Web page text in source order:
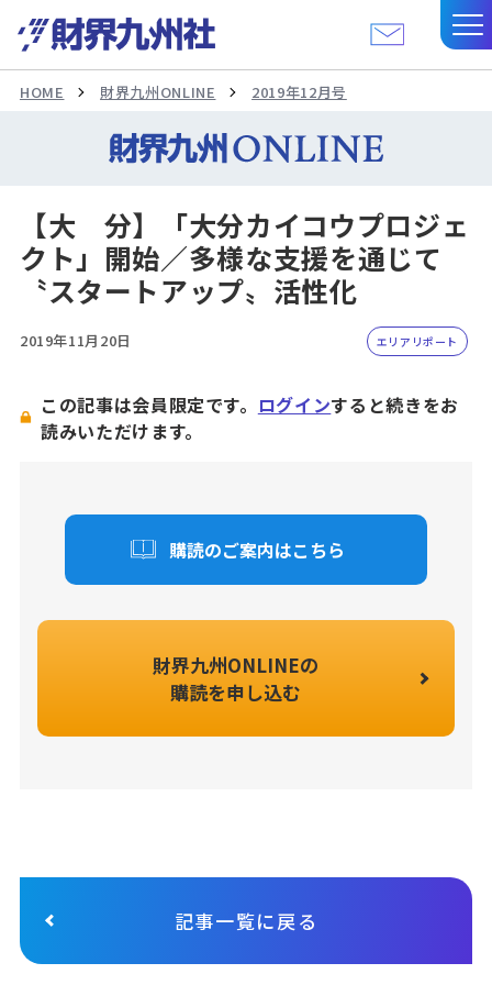
HOME 財界九州ONLINE 2019年12月号
【大 分】「大分カイコウプロジェ
クト」開始／多様な支援を通じて
〝スタートアップ〟活性化
2019年11月20日 エリアリポート
この記事は会員限定です。 ログインすると続きをお
読みいただけます。
購読のご案内はこちら
財界九州ONLINEの
購読を申し込む
記事一覧に戻る